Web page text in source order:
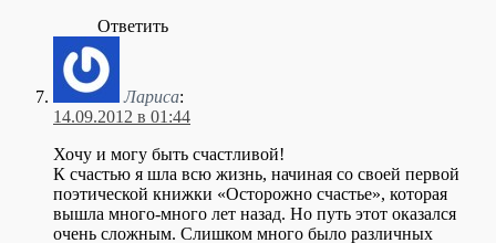
Ответить
Лариса:
14.09.2012 в 01:44
Хочу и могу быть счастливой!
К счастью я шла всю жизнь, начиная со своей первой
поэтической книжки «Осторожно счастье», которая
вышла много-много лет назад. Но путь этот оказался
очень сложным. Слишком много было различных